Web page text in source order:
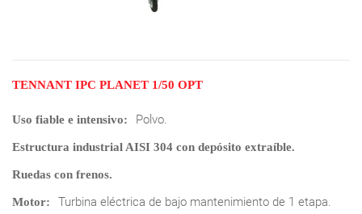
TENNANT IPC PLANET 1/50 OPT
Uso fiable e intensivo: Polvo.
Estructura industrial AISI 304 con depósito extraíble.
Ruedas con frenos.
Motor: Turbina eléctrica de bajo mantenimiento de 1 etapa.